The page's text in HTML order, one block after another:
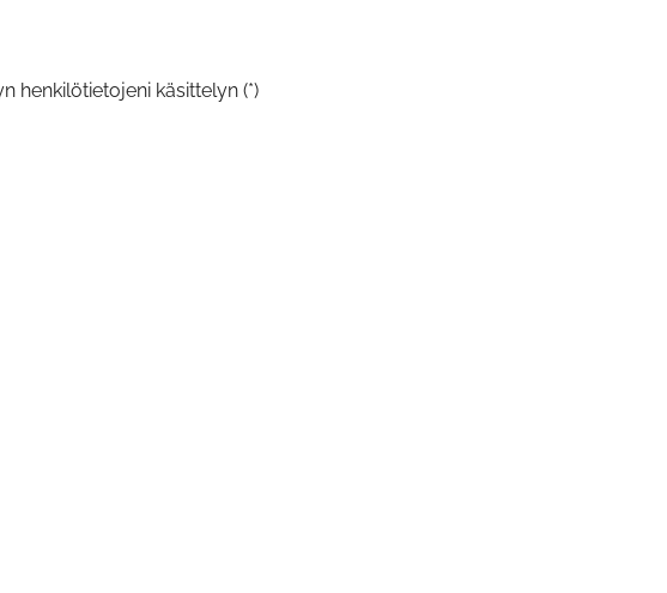
henkilötietojeni käsittelyn (*)